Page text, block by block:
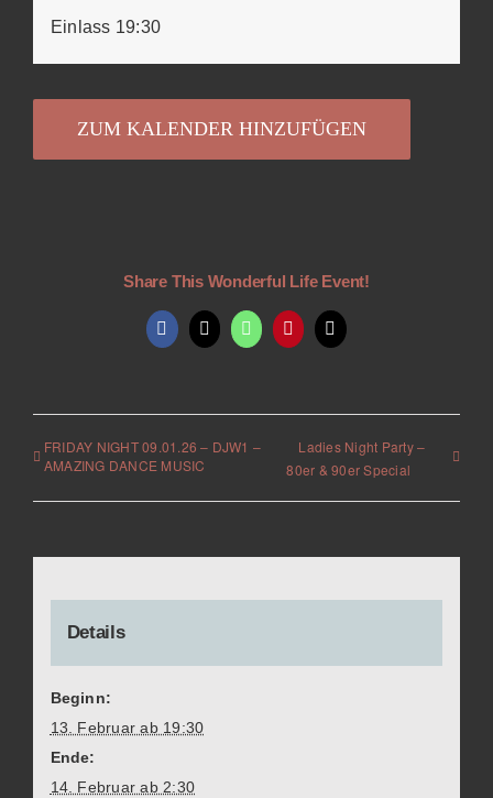
Einlass 19:30
ZUM KALENDER HINZUFÜGEN
Share This Wonderful Life Event!
Facebook
X WhatsAppPinterest
E-
Mail
FRIDAY NIGHT 09.01.26 – DJW1 –
AMAZING DANCE MUSIC
Ladies Night Party –
80er & 90er Special
Details
Beginn:
13. Februar ab 19:30
Ende:
14. Februar ab 2:30